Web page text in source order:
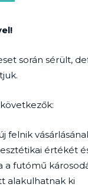
során sérült,
felnik
értékét
a futómű
alakulhatnak ki